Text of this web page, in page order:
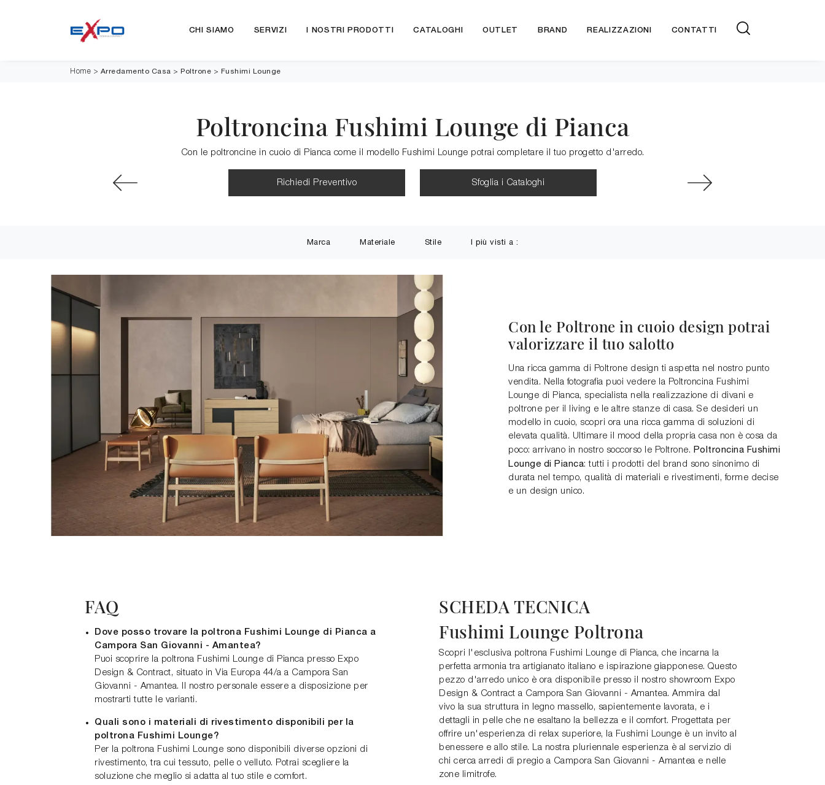
CHI SIAMO SERVIZI I NOSTRI PRODOTTI CATALOGHI OUTLET BRAND REALIZZAZIONI CONTATTI
Home > Arredamento Casa > Poltrone > Fushimi Lounge
Poltroncina Fushimi Lounge di Pianca
Con le poltroncine in cuoio di Pianca come il modello Fushimi Lounge potrai completare il tuo progetto d'arredo.
Richiedi Preventivo Sfoglia i Cataloghi
Marca Materiale Stile I più visti a :
Con le Poltrone in cuoio design potrai
valorizzare il tuo salotto
Una ricca gamma di Poltrone design ti aspetta nel nostro punto
vendita. Nella fotografia puoi vedere la Poltroncina Fushimi
Lounge di Pianca, specialista nella realizzazione di divani e
poltrone per il living e le altre stanze di casa. Se desideri un
modello in cuoio, scopri ora una ricca gamma di soluzioni di
elevata qualità. Ultimare il mood della propria casa non è cosa da
poco: arrivano in nostro soccorso le Poltrone. Poltroncina Fushimi
Lounge di Pianca: tutti i prodotti del brand sono sinonimo di
durata nel tempo, qualità di materiali e rivestimenti, forme decise
e un design unico.
FAQ
Dove posso trovare la poltrona Fushimi Lounge di Pianca a
Campora San Giovanni - Amantea?
Puoi scoprire la poltrona Fushimi Lounge di Pianca presso Expo
Design & Contract, situato in Via Europa 44/a a Campora San
Giovanni - Amantea. Il nostro personale essere a disposizione per
mostrarti tutte le varianti.
Quali sono i materiali di rivestimento disponibili per la
poltrona Fushimi Lounge?
Per la poltrona Fushimi Lounge sono disponibili diverse opzioni di
rivestimento, tra cui tessuto, pelle o velluto. Potrai scegliere la
soluzione che meglio si adatta al tuo stile e comfort.
SCHEDA TECNICA
Fushimi Lounge Poltrona
Scopri l'esclusiva poltrona Fushimi Lounge di Pianca, che incarna la
perfetta armonia tra artigianato italiano e ispirazione giapponese. Questo
pezzo d'arredo unico è ora disponibile presso il nostro showroom Expo
Design & Contract a Campora San Giovanni - Amantea. Ammira dal
vivo la sua struttura in legno massello, sapientemente lavorata, e i
dettagli in pelle che ne esaltano la bellezza e il comfort. Progettata per
offrire un'esperienza di relax superiore, la Fushimi Lounge è un invito al
benessere e allo stile. La nostra pluriennale esperienza è al servizio di
chi cerca arredi di pregio a Campora San Giovanni - Amantea e nelle
zone limitrofe.